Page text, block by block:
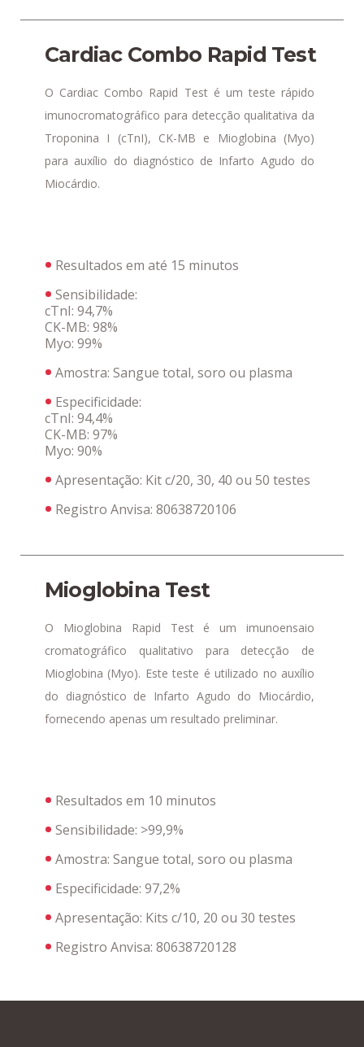
Cardiac Combo Rapid Test
O Cardiac Combo Rapid Test é um teste rápido
imunocromatográfico para detecção qualitativa da
Troponina I (cTnI), CK-MB e Mioglobina (Myo)
para auxílio do diagnóstico de Infarto Agudo do
Miocárdio.
Resultados em até 15 minutos
Sensibilidade:
cTnI: 94,7%
CK-MB: 98%
Myo: 99%
Amostra: Sangue total, soro ou plasma
Especificidade:
cTnI: 94,4%
CK-MB: 97%
Myo: 90%
Apresentação: Kit c/20, 30, 40 ou 50 testes
Registro Anvisa:80638720106
Mioglobina Test
O Mioglobina Rapid Test é um imunoensaio
cromatográfico qualitativo para detecção de
Mioglobina (Myo). Este teste é utilizado no auxílio
do diagnóstico de Infarto Agudo do Miocárdio,
fornecendo apenas um resultado preliminar.
Resultados em 10 minutos
Sensibilidade: >99,9%
Amostra: Sangue total, soro ou plasma
Especificidade: 97,2%
Apresentação: Kits c/10, 20 ou 30 testes
Registro Anvisa:80638720128